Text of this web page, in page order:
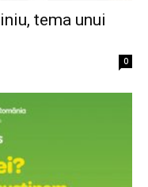
tema unui
0